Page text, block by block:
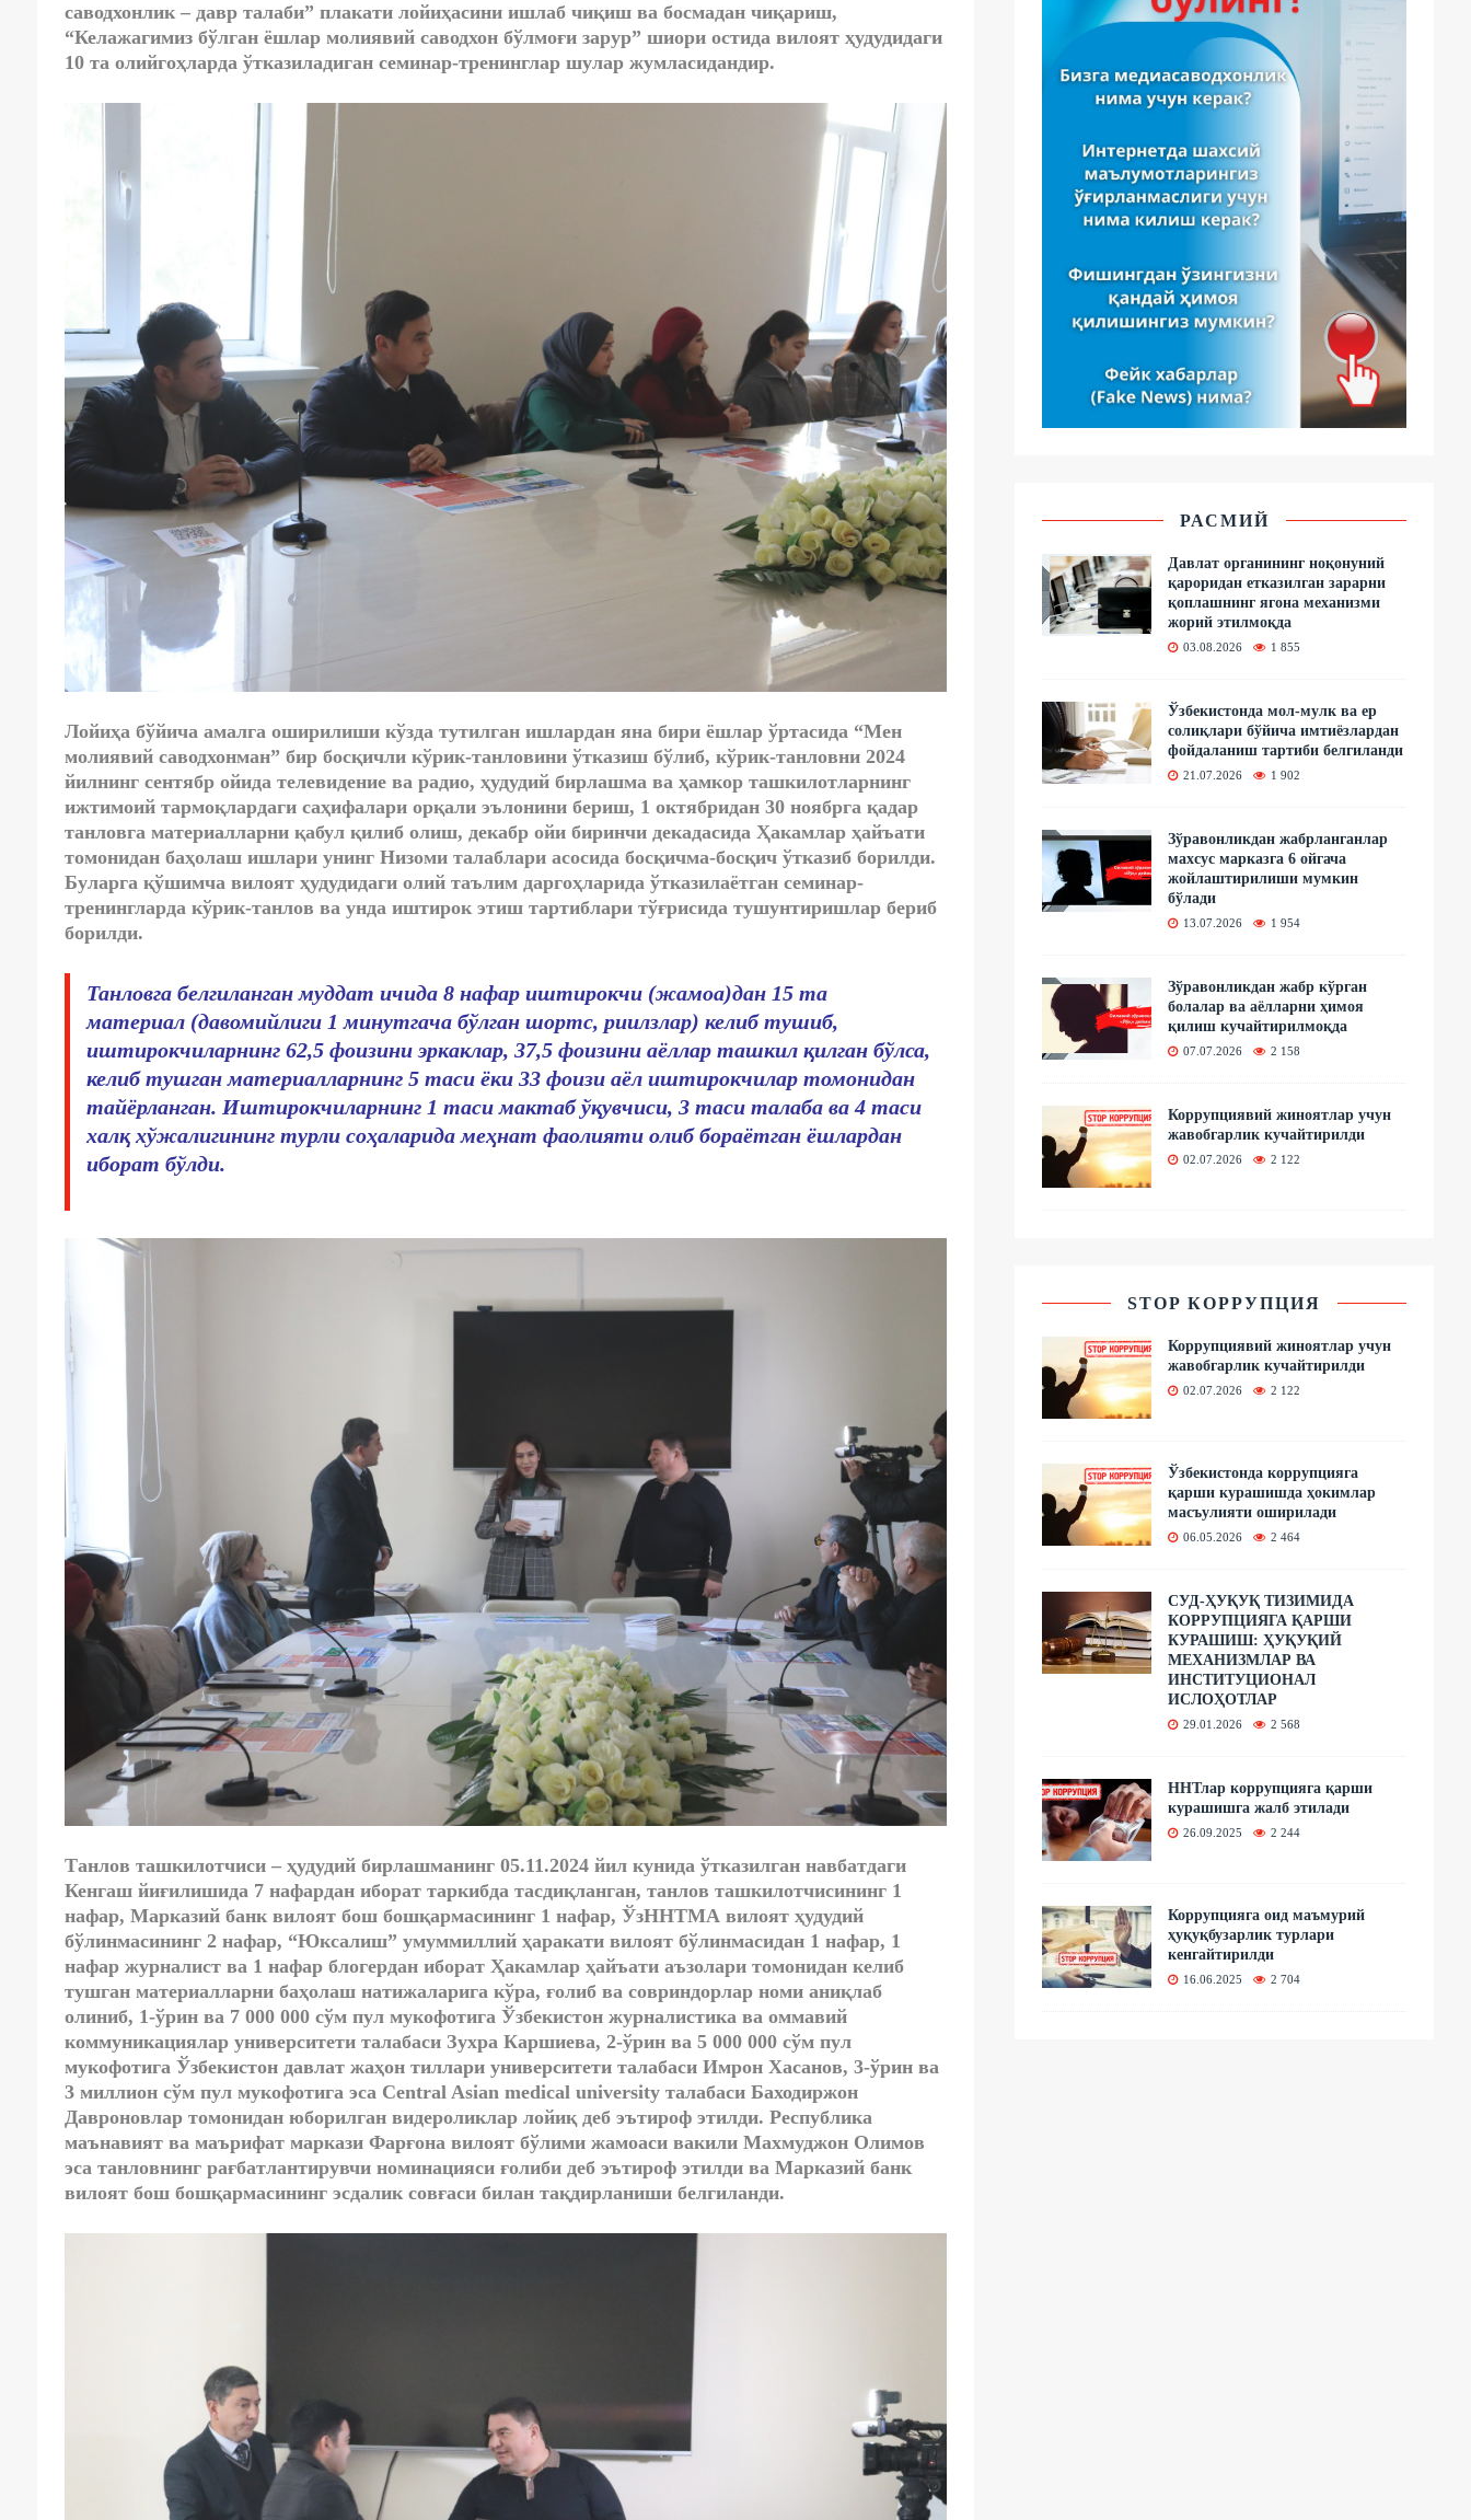
саводхонлик – давр талаби” плакати лойиҳасини ишлаб чиқиш ва босмадан чиқариш,
“Келажагимиз бўлган ёшлар молиявий саводхон бўлмоғи зарур” шиори остида вилоят ҳудудидаги
10 та олийгоҳларда ўтказиладиган семинар-тренинглар шулар жумласидандир.
Лойиҳа бўйича амалга оширилиши кўзда тутилган ишлардан яна бири ёшлар ўртасида “Мен
молиявий саводхонман” бир босқичли кўрик-танловини ўтказиш бўлиб, кўрик-танловни 2024
йилнинг сентябр ойида телевидение ва радио, ҳудудий бирлашма ва ҳамкор ташкилотларнинг
ижтимоий тармоқлардаги саҳифалари орқали эълонини бериш, 1 октябридан 30 ноябрга қадар
танловга материалларни қабул қилиб олиш, декабр ойи биринчи декадасида Ҳакамлар ҳайъати
томонидан баҳолаш ишлари унинг Низоми талаблари асосида босқичма-босқич ўтказиб борилди.
Буларга қўшимча вилоят ҳудудидаги олий таълим даргоҳларида ўтказилаётган семинар-
тренингларда кўрик-танлов ва унда иштирок этиш тартиблари тўғрисида тушунтиришлар бериб
борилди.
Танловга белгиланган муддат ичида 8 нафар иштирокчи (жамоа)дан 15 та
материал (давомийлиги 1 минутгача бўлган шортс, риилзлар) келиб тушиб,
иштирокчиларнинг 62,5 фоизини эркаклар, 37,5 фоизини аёллар ташкил қилган бўлса,
келиб тушган материалларнинг 5 таси ёки 33 фоизи аёл иштирокчилар томонидан
тайёрланган. Иштирокчиларнинг 1 таси мактаб ўқувчиси, 3 таси талаба ва 4 таси
халқ хўжалигининг турли соҳаларида меҳнат фаолияти олиб бораётган ёшлардан
иборат бўлди.
Танлов ташкилотчиси – ҳудудий бирлашманинг 05.11.2024 йил кунида ўтказилган навбатдаги
Кенгаш йиғилишида 7 нафардан иборат таркибда тасдиқланган, танлов ташкилотчисининг 1
нафар, Марказий банк вилоят бош бошқармасининг 1 нафар, ЎзННТМА вилоят ҳудудий
бўлинмасининг 2 нафар, “Юксалиш” умуммиллий ҳаракати вилоят бўлинмасидан 1 нафар, 1
нафар журналист ва 1 нафар блогердан иборат Ҳакамлар ҳайъати аъзолари томонидан келиб
тушган материалларни баҳолаш натижаларига кўра, ғолиб ва совриндорлар номи аниқлаб
олиниб, 1-ўрин ва 7 000 000 сўм пул мукофотига Ўзбекистон журналистика ва оммавий
коммуникациялар университети талабаси Зухра Каршиева, 2-ўрин ва 5 000 000 сўм пул
мукофотига Ўзбекистон давлат жаҳон тиллари университети талабаси Имрон Хасанов, 3-ўрин ва
3 миллион сўм пул мукофотига эса Central Asian medicаl university талабаси Баходиржон
Давроновлар томонидан юборилган видероликлар лойиқ деб эътироф этилди. Республика
маънавият ва маърифат маркази Фарғона вилоят бўлими жамоаси вакили Махмуджон Олимов
эса танловнинг рағбатлантирувчи номинацияси ғолиби деб эътироф этилди ва Марказий банк
вилоят бош бошқармасининг эсдалик совғаси билан тақдирланиши белгиланди.
РАСМИЙ
Давлат органининг ноқонуний
қароридан етказилган зарарни
қоплашнинг ягона механизми
жорий этилмоқда
03.08.2026 1 855
Ўзбекистонда мол-мулк ва ер
солиқлари бўйича имтиёзлардан
фойдаланиш тартиби белгиланди
21.07.2026 1 902
Зўравонликдан жабрланганлар
махсус марказга 6 ойгача
жойлаштирилиши мумкин
бўлади
13.07.2026 1 954
Зўравонликдан жабр кўрган
болалар ва аёлларни ҳимоя
қилиш кучайтирилмоқда
07.07.2026 2 158
Коррупциявий жиноятлар учун
жавобгарлик кучайтирилди
02.07.2026 2 122
STOP КОРРУПЦИЯ
Коррупциявий жиноятлар учун
жавобгарлик кучайтирилди
02.07.2026 2 122
Ўзбекистонда коррупцияга
қарши курашишда ҳокимлар
масъулияти оширилади
06.05.2026 2 464
СУД-ҲУҚУҚ ТИЗИМИДА
КОРРУПЦИЯГА ҚАРШИ
КУРАШИШ: ҲУҚУҚИЙ
МЕХАНИЗМЛАР ВА
ИНСТИТУЦИОНАЛ
ИСЛОҲОТЛАР
29.01.2026 2 568
ННТлар коррупцияга қарши
курашишга жалб этилади
26.09.2025 2 244
Коррупцияга оид маъмурий
ҳуқуқбузарлик турлари
кенгайтирилди
16.06.2025 2 704